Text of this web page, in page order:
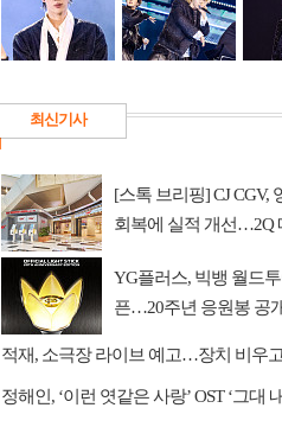
최신기사
[스톡 브리핑] CJ CGV,
회복에 실적 개선…2Q
YG플러스, 빅뱅 월드
픈…20주년 응원봉 공